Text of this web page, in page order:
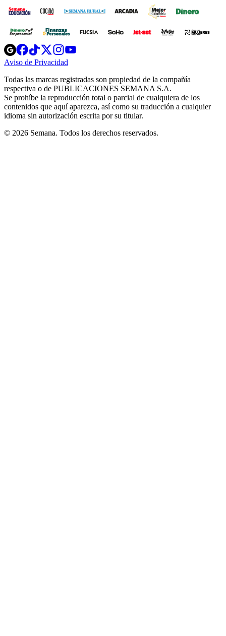
Opens
in
new
Opens
in
new
Opens
in
new
window
Opens
new
windowwindow
Aviso de Privacidad
new
window
Todas las marcas registradas son propiedad de la compañía
respectiva o de PUBLICACIONES SEMANA S.A.
Se prohíbe la reproducción total o parcial de cualquiera de los
contenidos que aquí aparezca, así como su traducción a cualquier
idioma sin autorización escrita por su titular.
© 2026 Semana. Todos los derechos reservados.